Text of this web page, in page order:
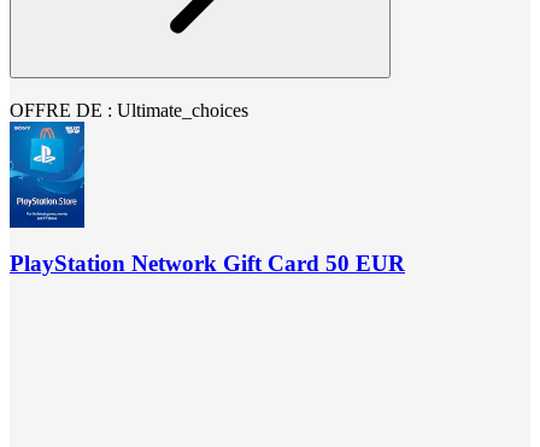
OFFRE DE : Ultimate_choices
PlayStation Network Gift Card 50 EUR